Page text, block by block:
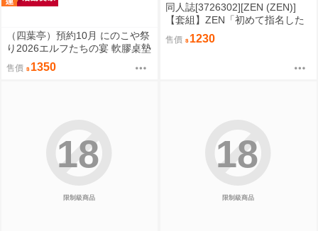
（四葉亭）預約10月 にのこや祭
り2026エルフたちの宴 軟膠桌墊
售價 1350
同人誌[3726302][ZEN (ZEN)]
【套組】ZEN「初めて指名した
相手はクラスメイトの問題転校
生だった件」セット (原創)
售價 1230
限制級商品
18
限制級商品
18